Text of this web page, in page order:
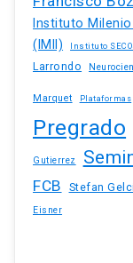
Instituto
(IMII)
Instituto
Larrondo
Marquet Plataformas
Pregrado
Gutierrez
FCB
Stefan
Eisner